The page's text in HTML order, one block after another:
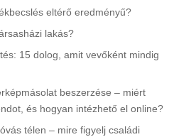
eltérő eredményű?
lakás?
15 dolog, amit vevőként mindig
beszerzése – miért
és hogyan intézhető el online?
télen – mire figyelj családi